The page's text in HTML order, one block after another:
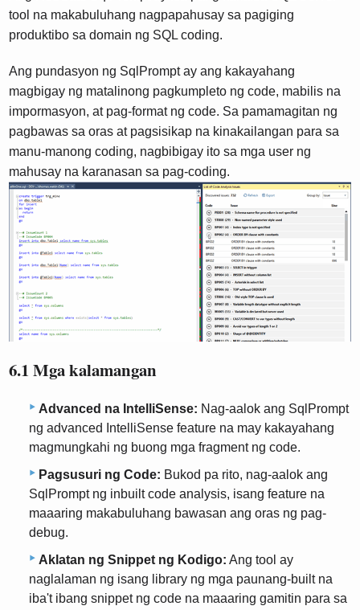
tool na makabuluhang nagpapahusay sa pagiging
produktibo sa domain ng SQL coding.
Ang pundasyon ng SqlPrompt ay ang kakayahang
magbigay ng matalinong pagkumpleto ng code, mabilis na
impormasyon, at pag-format ng code. Sa pamamagitan ng
pagbawas sa oras at pagsisikap na kinakailangan para sa
manu-manong coding, nagbibigay ito sa mga user ng
mahusay na karanasan sa pag-coding.
6.1 Mga kalamangan
Advanced na IntelliSense: Nag-aalok ang SqlPrompt
ng advanced IntelliSense feature na may kakayahang
magmungkahi ng buong mga fragment ng code.
Pagsusuri ng Code: Bukod pa rito, nag-aalok ang
SqlPrompt ng inbuilt code analysis, isang feature na
maaaring makabuluhang bawasan ang oras ng pag-
debug.
Aklatan ng Snippet ng Kodigo: Ang tool ay
naglalaman ng isang library ng mga paunang-built na
iba't ibang snippet ng code na maaaring gamitin para sa